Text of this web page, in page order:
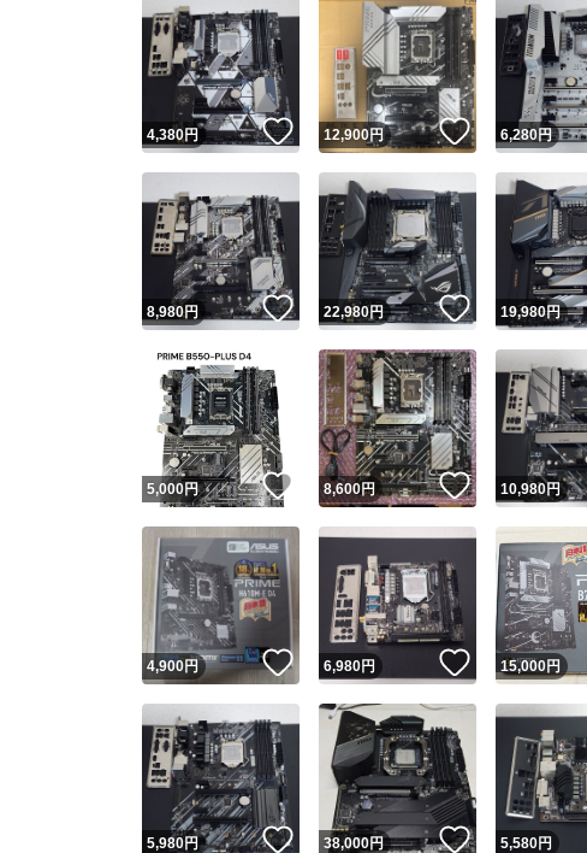
4,380円 いいね！
12,900円 いいね！
6,280円
8,980円 いいね！
22,980円 いいね！
19,980円
5,000円 いいね！
8,600円 いいね！
10,980円
4,900円 いいね！
6,980円 いいね！
15,000円
5,980円 いいね！
38,000円 いいね！
5,580円